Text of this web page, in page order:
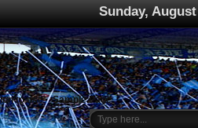
Sunday, August
to use Sample Page